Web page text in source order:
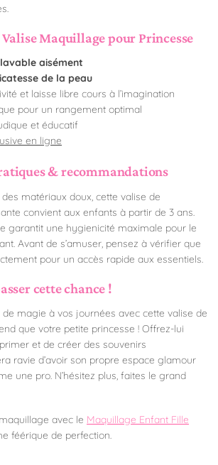
Valise Maquillage pour Princesse
lavable aisément
de la peau
et laisse libre cours à l’imagination
pour un rangement optimal
et éducatif
en ligne
& recommandations
matériaux doux, cette valise de
convient aux enfants à partir de 3 ans.
garantit une hygienicité maximale pour le
Avant de s’amuser, pensez à vérifier que
pour un accès rapide aux essentiels.
cette chance !
magie à vos journées avec cette valise de
que votre petite princesse ! Offrez-lui
et de créer des souvenirs
ravie d’avoir son propre espace glamour
une pro. N’hésitez plus, faites le grand
avec le Maquillage Enfant Fille
féérique de perfection.